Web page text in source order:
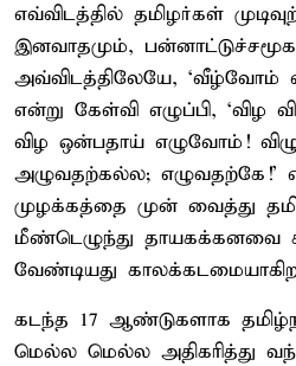
எவ்விடத்தில் தமிழர்கள்
இனவாதமும்,
அவ்விடத்திலேயே, ‘வீழ்வோம்
என்று கேள்வி எழுப்பி, ‘விழ
விழ ஒன்பதாய் எழுவோம்!
அழுவதற்கல்ல; எழுவதற்கே!’
முழக்கத்தை முன் வைத்து
மீண்டெழுந்து தாயகக்கனவை
வேண்டியது
கடந்த 17 ஆண்டுகளாக
மெல்ல மெல்ல அதிகரித்து